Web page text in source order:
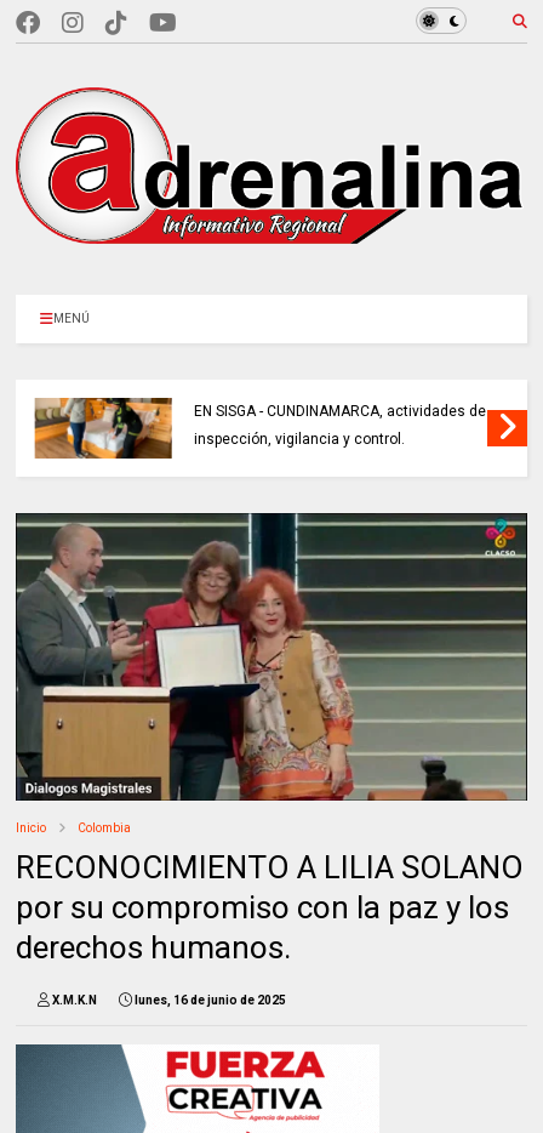
MENÚ
EN SISGA - CUNDINAMARCA, actividades de
inspección, vigilancia y control.
Inicio Colombia
RECONOCIMIENTO A LILIA SOLANO
por su compromiso con la paz y los
derechos humanos.
X.M.K.N lunes, 16 de junio de 2025